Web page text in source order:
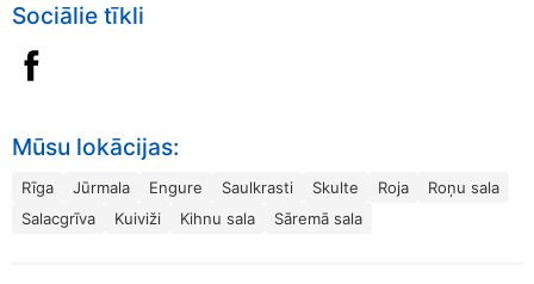
Sociālie tīkli
Mūsu lokācijas:
Rīga Jūrmala Engure Saulkrasti Skulte Roja
Roņu sala
Salacgrīva
Kuiviži Kihnu sala Sāremā sala